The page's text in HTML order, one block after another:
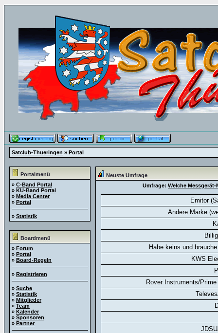
Satclub-Thueringen » Portal
Portalmenü
» C-Band Portal
» KU-Band Portal
» Media Center
» Portal
» Statistik
Boardmenü
» Forum
» Portal
» Board-Regeln
» Registrieren
» Suche
» Statistik
» Mitglieder
» Team
» Kalender
» Sponsoren
» Partner
Neuste Umfrage
Umfrage: Welche
Emitor
Andere Marke
Habe keins und
KWS
Rover Instruments/